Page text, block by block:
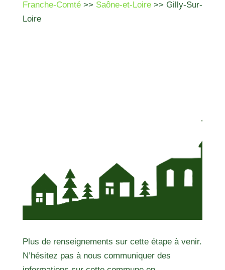
Franche-Comté>> Saône-et-Loire>> Gilly-Sur-
Loire
Plus de renseignements sur cette étape à venir.
N’hésitez pas à nous communiquer des